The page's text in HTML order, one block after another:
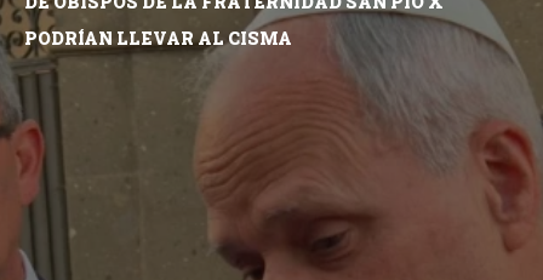
PODRÍAN LLEVAR AL CISMA